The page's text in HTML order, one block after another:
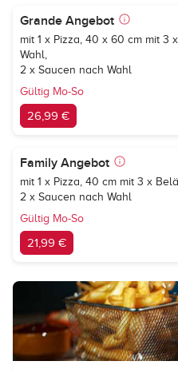
Grande Angebot
mit 1 x Pizza, 40 x 60 cm mit 3
Wahl,
2 x Saucen nach Wahl
Gültig Mo-So
26,99 €
Family Angebot
mit 1 x Pizza, 40 cm mit 3 x
2 x Saucen nach Wahl
Gültig Mo-So
21,99 €